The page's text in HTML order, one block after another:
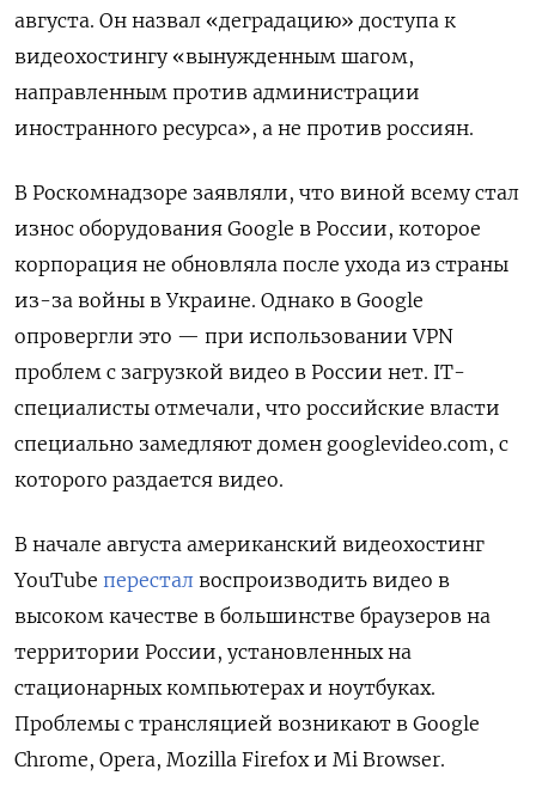
августа. Он назвал «деградацию» доступа к
видеохостингу «вынужденным шагом,
направленным против администрации
иностранного ресурса», а не против россиян.
В Роскомнадзоре заявляли, что виной всему стал
износ оборудования Google в России, которое
корпорация не обновляла после ухода из страны
из-за войны в Украине. Однако в Google
опровергли это — при использовании VPN
проблем с загрузкой видео в России нет. IT-
специалисты отмечали, что российские власти
специально замедляют домен googlevideo.com, с
которого раздается видео.
В начале августа американский видеохостинг
YouTube перестал воспроизводить видео в
высоком качестве в большинстве браузеров на
территории России, установленных на
стационарных компьютерах и ноутбуках.
Проблемы с трансляцией возникают в Google
Chrome, Opera, Mozilla Firefox и Mi Browser.